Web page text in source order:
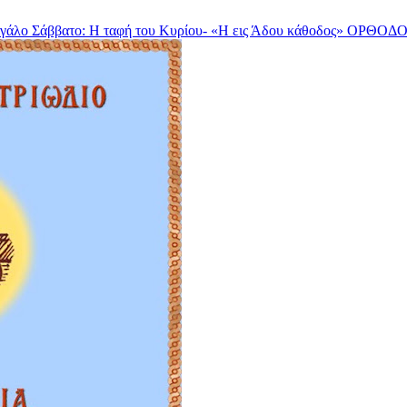
Σάββατο: Η ταφή του Κυρίου- «Η εις Άδου κάθοδος»